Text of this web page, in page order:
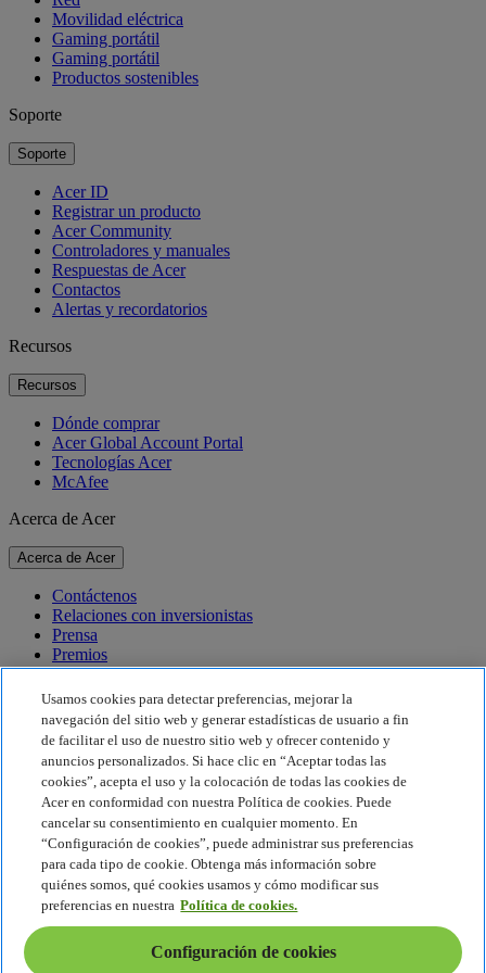
Movilidad eléctrica
Gaming portátil
Gaming portátil
Productos sostenibles
Soporte
Soporte
Acer ID
Registrar un producto
Acer Community
Controladores y manuales
Respuestas de Acer
Contactos
Alertas y recordatorios
Recursos
Recursos
Dónde comprar
Acer Global Account Portal
Tecnologías Acer
McAfee
Acerca de Acer
Acerca de Acer
Contáctenos
Relaciones con inversionistas
Prensa
Premios
Eventos
Sostenibilidad
Sostenibilidad
Responsabilidad social corporativa
Huella de carbono del producto
Proyecto Humanity
Earthion
Política de privacidad
Política de cookies
Aviso legal
Información legal adicional
Política de accesibilidad
Usamos cookies para detectar preferencias, mejorar la
navegación del sitio web y generar estadísticas de usuario a fin
de facilitar el uso de nuestro sitio web y ofrecer contenido y
anuncios personalizados. Si hace clic en “Aceptar todas las
cookies”, acepta el uso y la colocación de todas las cookies de
Acer en conformidad con nuestra Política de cookies. Puede
cancelar su consentimiento en cualquier momento. En
“Configuración de cookies”, puede administrar sus preferencias
para cada tipo de cookie. Obtenga más información sobre
quiénes somos, qué cookies usamos y cómo modificar sus
preferencias en nuestra Política de cookies.
Configuración de cookies